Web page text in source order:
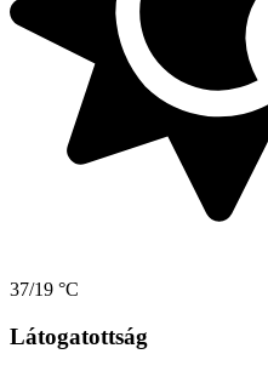
37/19 °C
Látogatottság